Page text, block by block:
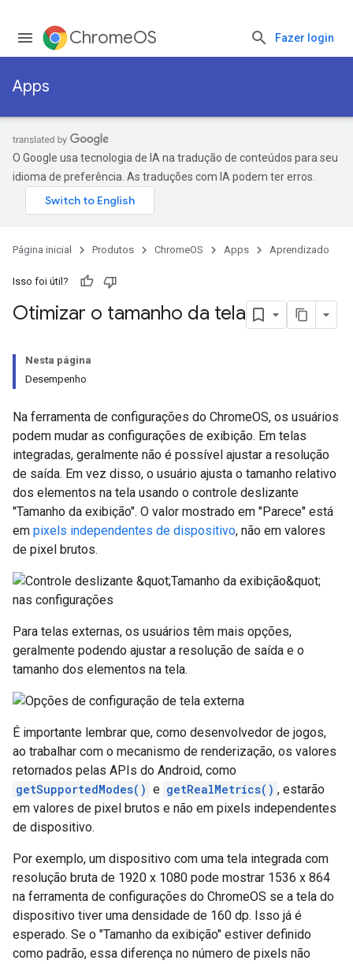
ChromeOS Fazer login
Apps
O Google usa tecnologia de IA na tradução de conteúdos para seu
idioma de preferência. As traduções com IA podem ter erros.
Página inicial Produtos ChromeOS Apps Aprendizado
Isso foi útil?
Otimizar o tamanho da tela
Nesta página
Desempenho
Na ferramenta de configurações do ChromeOS, os usuários
podem mudar as configurações de exibição. Em telas
integradas, geralmente não é possível ajustar a resolução
de saída. Em vez disso, o usuário ajusta o tamanho relativo
dos elementos na tela usando o controle deslizante
"Tamanho da exibição". O valor mostrado em "Parece" está
em pixels independentes de dispositivo, não em valores
de pixel brutos.
Para telas externas, os usuários têm mais opções,
geralmente podendo ajustar a resolução de saída e o
tamanho dos elementos na tela.
É importante lembrar que, como desenvolvedor de jogos,
ao trabalhar com o mecanismo de renderização, os valores
retornados pelas APIs do Android, como
getSupportedModes() e getRealMetrics() , estarão
em valores de pixel brutos e não em pixels independentes
de dispositivo.
Por exemplo, um dispositivo com uma tela integrada com
resolução bruta de 1920 x 1080 pode mostrar 1536 x 864
na ferramenta de configurações do ChromeOS se a tela do
dispositivo tiver uma densidade de 160 dp. Isso já é
esperado. Se o "Tamanho da exibição" estiver definido
como padrão, essa diferença no número de pixels não